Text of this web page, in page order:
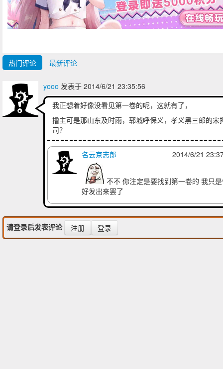
热门评论 最新评论
yooo 发表于 2014/6/21 23:35:56
我正想着好像没看见第一卷的呢，这就有了，
撸主可是那山东及时雨，郓城呼保义，孝义黑三郎的宋
司？
2014/6/21
名云京志郎
不不 你注定是要找到第一卷的 我只
好发出来罢了
请登录后发表评论 注册 登录